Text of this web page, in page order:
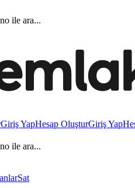
ile ara...
Giriş YapHesap OluşturGiriş Yap
ile ara...
Sat